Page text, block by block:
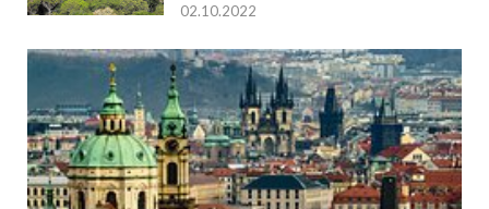
02.10.2022